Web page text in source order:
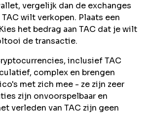
vergelijk dan de exchanges
wilt verkopen. Plaats een
het bedrag aan TAC dat je wilt
de transactie.
inclusief TAC
complex en brengen
met zich mee - ze zijn zeer
zijn onvoorspelbaar en
verleden van TAC zijn geen